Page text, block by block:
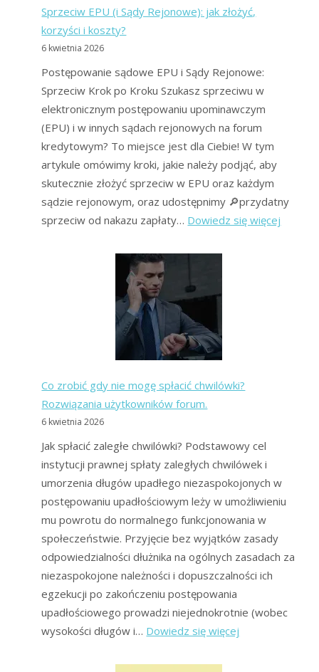
Sprzeciw EPU (i Sądy Rejonowe): jak złożyć,
korzyści i koszty?
6 kwietnia 2026
Postępowanie sądowe EPU i Sądy Rejonowe:
Sprzeciw Krok po Kroku Szukasz sprzeciwu w
elektronicznym postępowaniu upominawczym
(EPU) i w innych sądach rejonowych na forum
kredytowym? To miejsce jest dla Ciebie! W tym
artykule omówimy kroki, jakie należy podjąć, aby
skutecznie złożyć sprzeciw w EPU oraz każdym
sądzie rejonowym, oraz udostępnimy 🔎przydatny
sprzeciw od nakazu zapłaty… Dowiedz się więcej
Co zrobić gdy nie mogę spłacić chwilówki?
Rozwiązania użytkowników forum.
6 kwietnia 2026
Jak spłacić zaległe chwilówki? Podstawowy cel
instytucji prawnej spłaty zaległych chwilówek i
umorzenia długów upadłego niezaspokojonych w
postępowaniu upadłościowym leży w umożliwieniu
mu powrotu do normalnego funkcjonowania w
społeczeństwie. Przyjęcie bez wyjątków zasady
odpowiedzialności dłużnika na ogólnych zasadach za
niezaspokojone należności i dopuszczalności ich
egzekucji po zakończeniu postępowania
upadłościowego prowadzi niejednokrotnie (wobec
wysokości długów i… Dowiedz się więcej